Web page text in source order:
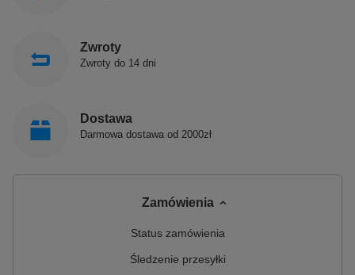
Zwroty
Zwroty do 14 dni
Dostawa
Darmowa dostawa od 2000zł
Zamówienia
Status zamówienia
Śledzenie przesyłki